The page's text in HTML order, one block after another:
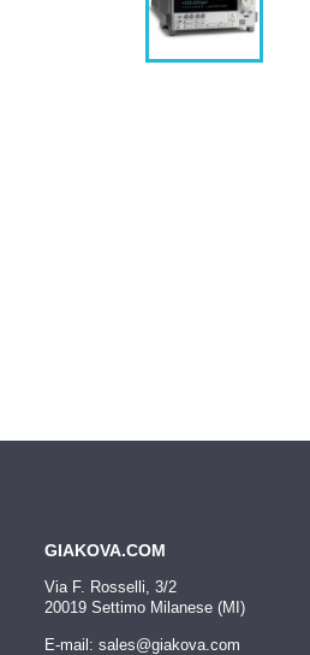
GIAKOVA.COM
Via F. Rosselli, 3/2
20019 Settimo Milanese (MI)
E-mail: sales@giakova.com